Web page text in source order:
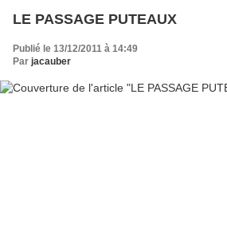
LE PASSAGE PUTEAUX
Publié le 13/12/2011 à 14:49
Par jacauber